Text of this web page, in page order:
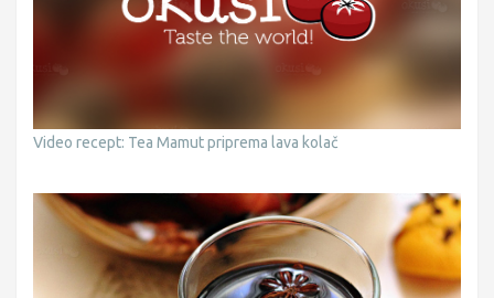
Video recept: Tea Mamut priprema lava kolač